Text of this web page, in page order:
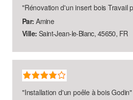
"Rénovation d'un insert bois Travail
Par: Amine
Ville: Saint-Jean-le-Blanc, 45650, FR
"Installation d'un poêle à bois Godin"